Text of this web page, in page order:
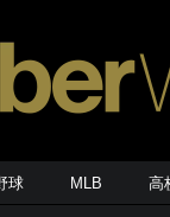
球 MLB 高